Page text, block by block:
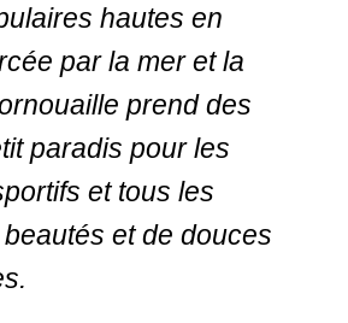
hautes en
par la mer et la
prend des
paradis pour les
et tous les
et de douces